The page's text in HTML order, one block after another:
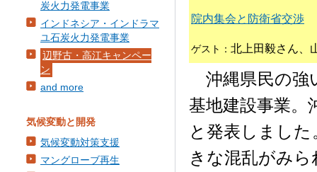
炭火力発電事業
インドネシア・インドラマ
ユ石炭火力発電事業
辺野古・高江キャンペー
ン
and more
気候変動と開発
気候変動対策支援
マングローブ再生
院内集会と防衛省交渉
ゲスト： 北上田毅さん、
沖縄県民の強
基地建設事業。
と発表しまし
きな混乱がみ